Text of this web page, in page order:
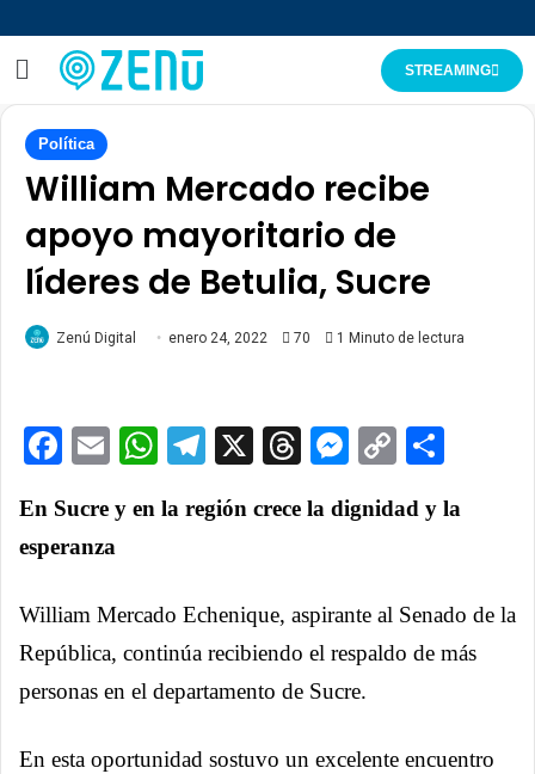
STREAMING
Política
William Mercado recibe
apoyo mayoritario de
líderes de Betulia, Sucre
Zenú Digital enero 24, 2022 70 1 Minuto de lectura
Facebook
EmailWhatsApp
Telegram
X ThreadsCopy
En Sucre y en la región crece la dignidad y la
esperanza
William Mercado Echenique, aspirante al Senado de la
República, continúa recibiendo el respaldo de más
personas en el departamento de Sucre.
En esta oportunidad sostuvo un excelente encuentro